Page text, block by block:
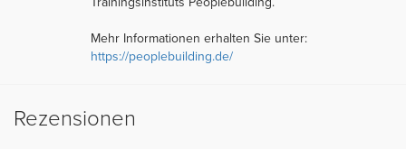
Mehr Informationen erhalten Sie unter:
https://peoplebuilding.de/
Rezensionen